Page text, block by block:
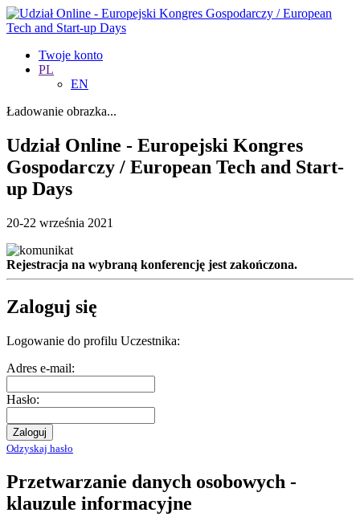
Twoje konto
PL
EN
Ładowanie obrazka...
Udział Online - Europejski Kongres
Gospodarczy / European Tech and Start-
up Days
20-22 września 2021
Rejestracja na wybraną konferencję jest zakończona.
Zaloguj się
Logowanie do profilu Uczestnika:
Adres e-mail:
Hasło:
Zaloguj
Odzyskaj hasło
Przetwarzanie danych osobowych -
klauzule informacyjne